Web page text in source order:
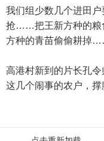
我们组少数几个进田
抢……把王新方种的粮
方种的青苗偷偷耕掉
高港村新到的片长孔
这几个闹事的农户，撑